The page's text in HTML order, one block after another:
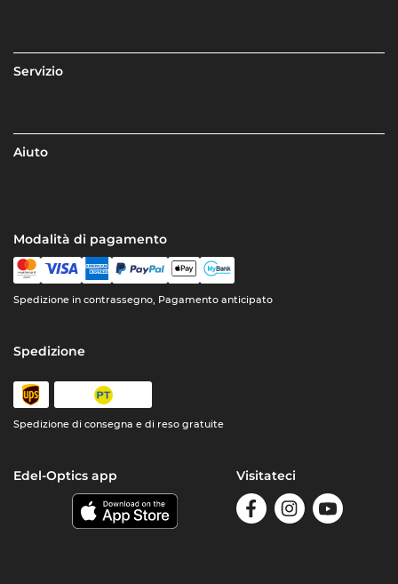
Servizio
Aiuto
Modalità di pagamento
Spedizione in contrassegno, Pagamento anticipato
Spedizione
Spedizione di consegna e di reso gratuite
Edel-Optics app Visitateci